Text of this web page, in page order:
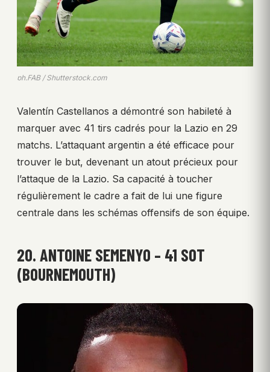
ph.FAB / Shutterstock.com
Valentín Castellanos a démontré son habileté à
marquer avec 41 tirs cadrés pour la Lazio en 29
matchs. L’attaquant argentin a été efficace pour
trouver le but, devenant un atout précieux pour
l’attaque de la Lazio. Sa capacité à toucher
régulièrement le cadre a fait de lui une figure
centrale dans les schémas offensifs de son équipe.
20. ANTOINE SEMENYO – 41 SOT
(BOURNEMOUTH)